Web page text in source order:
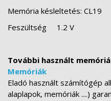
Memória késleltetés: CL19
Feszültség
1.2 V
További használt
Memóriák
Eladó használt számítógép
alaplapok, memóriák ....)